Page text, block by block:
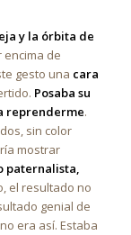
y la órbita de
de
gesto una cara
Posaba su
reprenderme.
sin color
mostrar
paternalista,
el resultado no
genial de
era así. Estaba